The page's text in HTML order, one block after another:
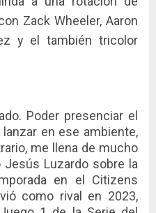
Zack Wheeler, Aaron
y el también tricolor
Poder presenciar el
en ese ambiente,
me llena de mucho
Jesús Luzardo sobre la
en el Citizens
como rival en 2023,